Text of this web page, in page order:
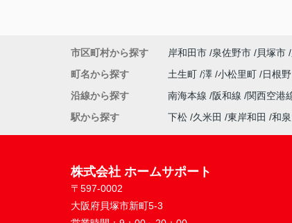
市区町村から探す 岸和田市 泉佐野市 貝塚市
町名から探す
土生町 澤 小松里町 日根野
沿線から探す
南海本線 阪和線 関西空港
駅から探す
下松 久米田 東岸和田 和
株式会社 ホームサポート
〒597-0002
大阪府貝塚市新町5-3